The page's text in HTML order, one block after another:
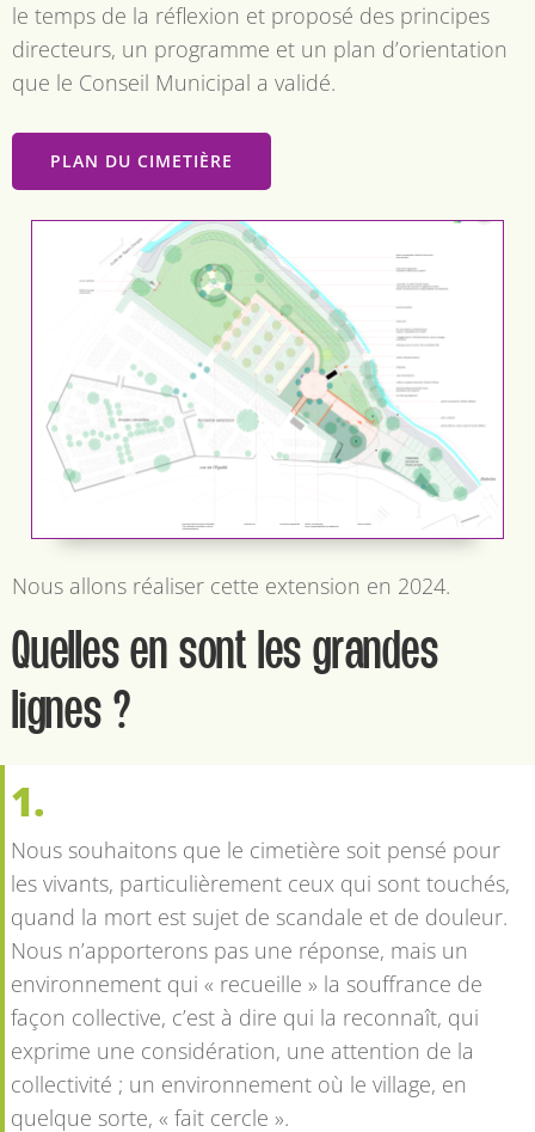
le temps de la réflexion et proposé des principes
directeurs, un programme et un plan d’orientation
que le Conseil Municipal a validé.
PLAN DU CIMETIÈRE
Nous allons réaliser cette extension en 2024.
Quelles en sont les grandes
lignes ?
1.
Nous souhaitons que le cimetière soit pensé pour
les vivants, particulièrement ceux qui sont touchés,
quand la mort est sujet de scandale et de douleur.
Nous n’apporterons pas une réponse, mais un
environnement qui « recueille » la souffrance de
façon collective, c’est à dire qui la reconnaît, qui
exprime une considération, une attention de la
collectivité ; un environnement où le village, en
quelque sorte, « fait cercle ».